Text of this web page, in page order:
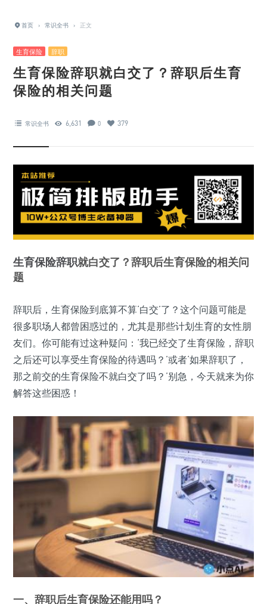
首页 › 常识全书 › 正文
生育保险 辞职
生育保险辞职就白交了？辞职后生育
保险的相关问题
常识全书 6,631 0 379
生育保险辞职就白交了？辞职后生育保险的相关问
题
辞职后，生育保险到底算不算‘白交’了？这个问题可能是
很多职场人都曾困惑过的，尤其是那些计划生育的女性朋
友们。你可能有过这种疑问：‘我已经交了生育保险，辞职
之后还可以享受生育保险的待遇吗？’或者‘如果辞职了，
那之前交的生育保险不就白交了吗？’别急，今天就来为你
解答这些困惑！
一、辞职后生育保险还能用吗？